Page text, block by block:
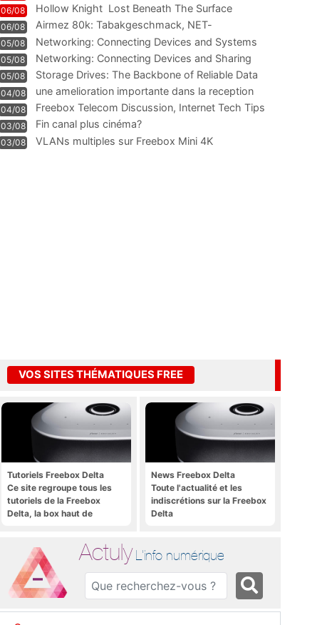
06/08 Hollow Knight  Lost Beneath The Surface
06/08
Airmez 80k: Tabakgeschmack, NET-
Technologie und Leistung im
05/08 Networking: Connecting Devices and Systems
05/08
Networking: Connecting Devices and Sharing
Information
05/08
Storage Drives: The Backbone of Reliable Data
Management
04/08
une amelioration importante dans la reception
WIFI
04/08
Freebox Telecom Discussion, Internet Tech Tips
Communi
03/08 Fin canal plus cinéma?
03/08 VLANs multiples sur Freebox Mini 4K
VOS SITES THÉMATIQUES FREE
Tutoriels Freebox Delta
Ce site regroupe tous les
tutoriels de la Freebox
Delta, la box haut de
News Freebox Delta
Toute l'actualité et les
indiscrétions sur la Freebox
Delta
Actuly L'info numérique